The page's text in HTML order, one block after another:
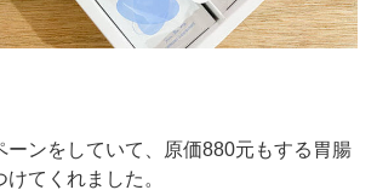
ーンをしていて、原価880元もする胃腸
てくれました。